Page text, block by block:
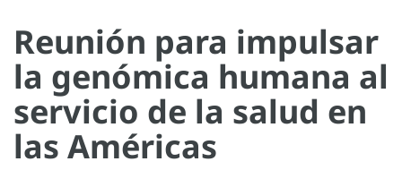
Reunión para impulsar
la genómica humana al
servicio de la salud en
las Américas